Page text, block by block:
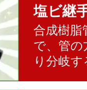
塩ビ継
合成樹脂
で、管の
り分岐